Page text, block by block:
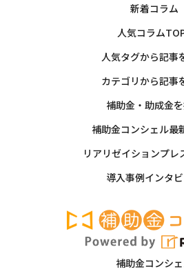
新着コラム
人気コラム
人気タグから記事
カテゴリから記事
補助金・助成金
補助金コンシェル最
リアリゼイションプレ
導入事例インタ
補助金コンシ